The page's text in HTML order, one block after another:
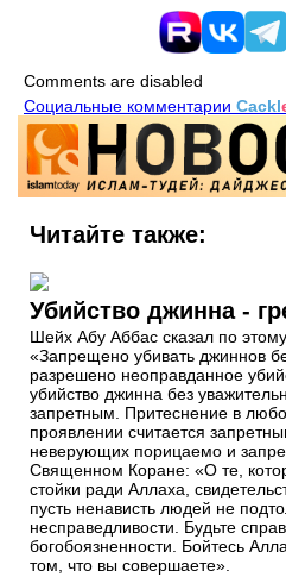
Comments are disabled
Социальные комментарии Cackl
Читайте также:
Убийство джинна -
Шейх Абу Аббас сказал по
«Запрещено убивать джиннов
разрешено неоправданное
убийство джинна без
запретным. Притеснение в
проявлении считается
неверующих порицаемо и
Священном Коране: «О те,
стойки ради Аллаха,
пусть ненависть людей не
несправедливости. Будьте
богобоязненности. Бойтесь
том, что вы совершаете».